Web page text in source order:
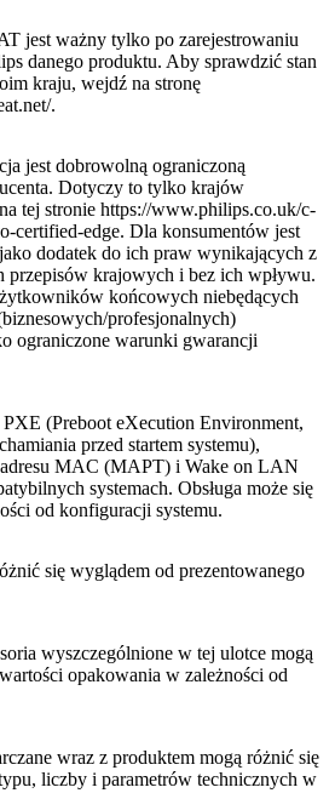
jest ważny tylko po zarejestrowaniu
danego produktu. Aby sprawdzić stan
kraju, wejdź na stronę
.
jest dobrowolną ograniczoną
Dotyczy to tylko krajów
tej stronie https://www.philips.co.uk/c-
certified-edge. Dla konsumentów jest
dodatek do ich praw wynikających z
przepisów krajowych i bez ich wpływu.
końcowych niebędących
profesjonalnych)
ograniczone warunki gwarancji
PXE (Preboot eXecution Environment,
przed startem systemu),
MAC (MAPT) i Wake on LAN
systemach. Obsługa może się
od konfiguracji systemu.
się wyglądem od prezentowanego
wyszczególnione w tej ulotce mogą
opakowania w zależności od
wraz z produktem mogą różnić się
liczby i parametrów technicznych w